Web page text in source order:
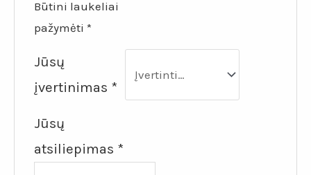
Būtini laukeliai
pažymėti*
Jūsų
įvertinimas *
Jūsų
atsiliepimas *